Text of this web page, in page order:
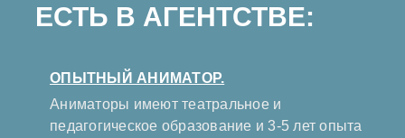
ЕСТЬ В АГЕНТСТВЕ:
ОПЫТНЫЙ АНИМАТОР.
Аниматоры имеют театральное и
педагогическое образование и 3-5 лет опыта